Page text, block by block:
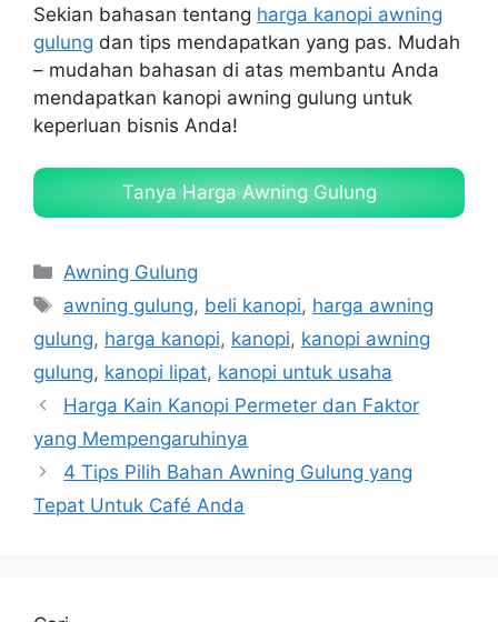
Sekian bahasan tentang harga kanopi awning
gulung dan tips mendapatkan yang pas. Mudah
– mudahan bahasan di atas membantu Anda
mendapatkan kanopi awning gulung untuk
keperluan bisnis Anda!
Tanya Harga Awning Gulung
Categories
Awning Gulung
Tags
awning gulung, beli kanopi, harga awning
gulung, harga kanopi, kanopi, kanopi awning
gulung, kanopi lipat, kanopi untuk usaha
Harga Kain Kanopi Permeter dan Faktor
yang Mempengaruhinya
4 Tips Pilih Bahan Awning Gulung yang
Tepat Untuk Café Anda